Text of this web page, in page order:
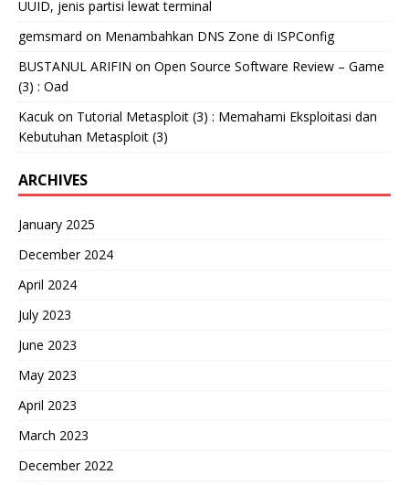
UUID, jenis partisi lewat terminal
gemsmard on Menambahkan DNS Zone di ISPConfig
BUSTANUL ARIFIN on Open Source Software Review – Game
(3) : Oad
Kacuk on Tutorial Metasploit (3) : Memahami Eksploitasi dan
Kebutuhan Metasploit (3)
ARCHIVES
January 2025
December 2024
April 2024
July 2023
June 2023
May 2023
April 2023
March 2023
December 2022